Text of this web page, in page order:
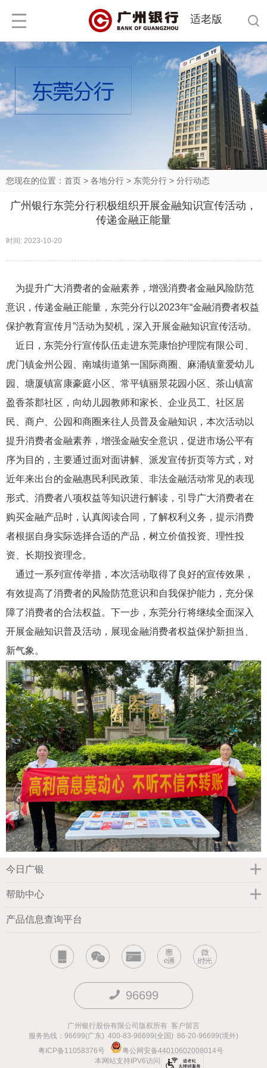
适老版
您现在的位置： 首页 > 各地分行 > 东莞分行 > 分行动态
广州银行东莞分行积极组织开展金融知识宣传活动，
传递金融正能量
时间: 2023-10-20
为提升广大消费者的金融素养，增强消费者金融风险防范
意识，传递金融正能量，东莞分行以2023年“金融消费者权益
保护教育宣传月”活动为契机，深入开展金融知识宣传活动。
近日，东莞分行宣传队伍走进东莞康怡护理院有限公司、
虎门镇金州公园、南城街道第一国际商圈、麻涌镇童爱幼儿
园、塘厦镇富康豪庭小区、常平镇丽景花园小区、茶山镇富
盈香茶郡社区，向幼儿园教师和家长、企业员工、社区居
民、商户、公园和商圈来往人员普及金融知识，本次活动 以
提升消费者金融素养，增强金融安全意识，促进市场公平有
序为目的， 主要通过面对面讲解、派发宣传折页等方式，对
近年来出台的金融惠民利民政策、非法金融活动常见的表现
形式、 消费者八项权益等知识进行解读，引导广大消费者在
购买金融产品时，认真阅读合同，了解权利义务，提示消费
者根据自身实际选择合适的产品，树立价值投资、理性投
资、长期投资理念。
通过一系列宣传举措，本次活动取得了良好的宣传效果，
有效提高了消费者的风险防范意识和自我保护能力，充分保
障了消费者的合法权益。下一步，东莞分行将继续全面深入
开展金融知识普及活动，展现金融消费者权益保护新担当、
新气象。
今日广银
帮助中心
产品信息查询平台
96699
广州银行股份有限公司版权所有 客户留言
服务热线：96699(广东) 400-83-96699(全国) 86-20-96699(境外)
粤ICP备11058376号
粤公网安备44010602008014号
本网站支持IPV6访问